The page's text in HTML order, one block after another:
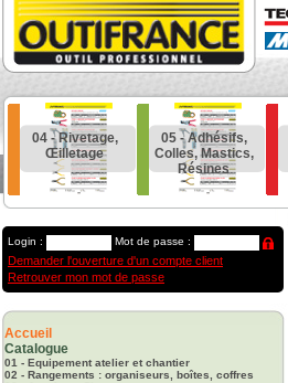
04 - Rivetage,
Œilletage
05 - Adhésifs,
Colles, Mastics,
Résines
Login : Mot de passe :
Demander l'ouverture d'un compte client
Retrouver mon mot de passe
Accueil
Catalogue
01 - Equipement atelier et chantier
02 - Rangements : organiseurs, boîtes, coffres